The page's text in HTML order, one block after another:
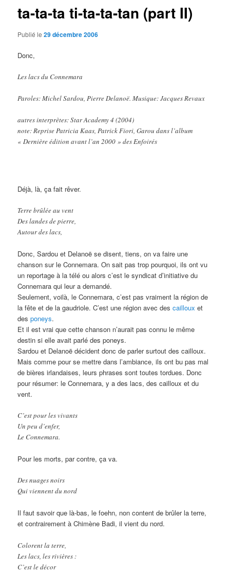
ta-ta-ta ti-ta-ta-tan (part II)
Publié le29 décembre 2006
Donc,
Les lacs du Connemara
Paroles: Michel Sardou, Pierre Delanoë. Musique: Jacques Revaux
autres interprètes: Star Academy 4 (2004)
note: Reprise Patricia Kaas, Patrick Fiori, Garou dans l’album
« Dernière édition avant l’an 2000 » des Enfoirés
Déjà, là, ça fait rêver.
Terre brûlée au vent
Des landes de pierre,
Autour des lacs,
Donc, Sardou et Delanoë se disent, tiens, on va faire une
chanson sur le Connemara. On sait pas trop pourquoi, ils ont vu
un reportage à la télé ou alors c’est le syndicat d’initiative du
Connemara qui leur a demandé.
Seulement, voilà, le Connemara, c’est pas vraiment la région de
la fête et de la gaudriole. C’est une région avec descaillouxet
desponeys.
Et il est vrai que cette chanson n’aurait pas connu le même
destin si elle avait parlé des poneys.
Sardou et Delanoë décident donc de parler surtout des cailloux.
Mais comme pour se mettre dans l’ambiance, ils ont bu pas mal
de bières irlandaises, leurs phrases sont toutes tordues. Donc
pour résumer: le Connemara, y a des lacs, des cailloux et du
vent.
C’est pour les vivants
Un peu d’enfer,
Le Connemara.
Pour les morts, par contre, ça va.
Des nuages noirs
Qui viennent du nord
Il faut savoir que là-bas, le foehn, non content de brûler la terre,
et contrairement à Chimène Badi, il vient du nord.
Colorent la terre,
Les lacs, les rivières :
C’est le décor